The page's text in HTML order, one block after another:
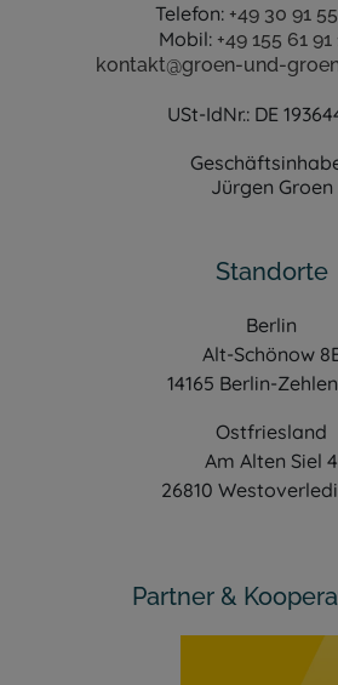
Telefon: +49 30 91
Mobil: +49 155 61 91
kontakt@groen-und-
USt-IdNr.: DE
Jürgen Groen
Standorte
Berlin
Alt-Schönow
14165 Berlin-
Ostfriesland
Am Alten Siel 4
26810
Partner &
Cookie-Details |
Weitere